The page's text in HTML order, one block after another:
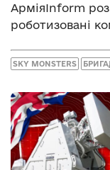
АрміяInform
роботизовані
SKY MONSTERS